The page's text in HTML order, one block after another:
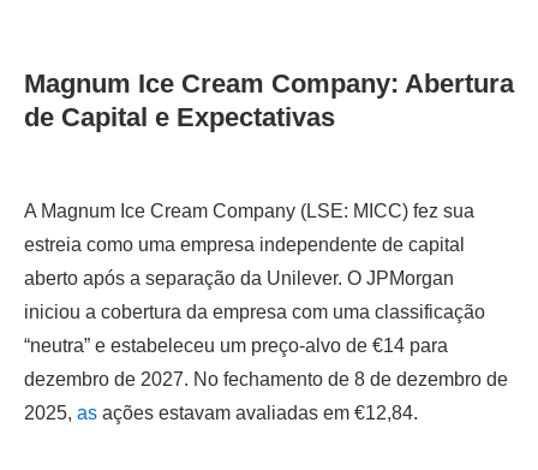
Magnum Ice Cream Company: Abertura
de Capital e Expectativas
A Magnum Ice Cream Company (LSE: MICC) fez sua
estreia como uma empresa independente de capital
aberto após a separação da Unilever. O JPMorgan
iniciou a cobertura da empresa com uma classificação
“neutra” e estabeleceu um preço-alvo de €14 para
dezembro de 2027. No fechamento de 8 de dezembro de
2025, as ações estavam avaliadas em €12,84.